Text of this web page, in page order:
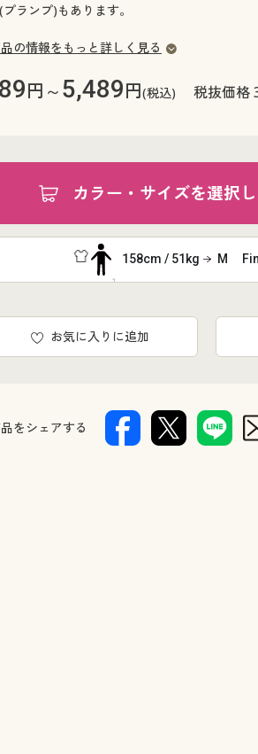
ランプ)もあります。
の情報をもっと詳しく見る
円～5,489円(税込) 税抜価格
カラー・サイズを選択
158cm / 51kg M
お気に入りに追加
をシェアする